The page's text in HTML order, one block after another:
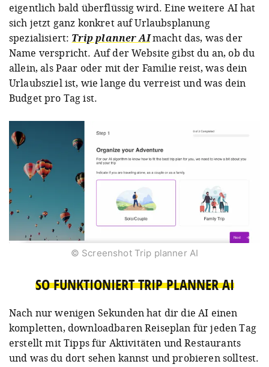
eigentlich bald überflüssig wird. Eine weitere AI hat
sich jetzt ganz konkret auf Urlaubsplanung
spezialisiert: Trip planner AImacht das, was der
Name verspricht. Auf der Website gibst du an, ob du
allein, als Paar oder mit der Familie reist, was dein
Urlaubsziel ist, wie lange du verreist und was dein
Budget pro Tag ist.
© Screenshot Trip planner AI
SO FUNKTIONIERT TRIP PLANNER AI
Nach nur wenigen Sekunden hat dir die AI einen
kompletten, downloadbaren Reiseplan für jeden Tag
erstellt mit Tipps für Aktivitäten und Restaurants
und was du dort sehen kannst und probieren solltest.